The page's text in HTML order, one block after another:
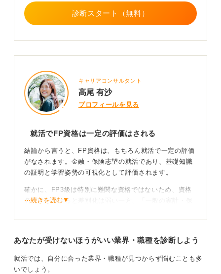
れれば、継続的な学習姿勢をさらにアピールできるでし
ょう。
0
診断スタート（無料）
キャリアコンサルタント
高尾 有沙
プロフィールを見る
就活でFP資格は一定の評価はされる
結論から言うと、FP資格は、もちろん就活で一定の評価
がなされます。金融・保険志望の就活であり、基礎知識
の証明と学習姿勢の可視化として評価されます。
確かに、FP3級は特別に難関な資格ではないため、資格
名だけを並べると差別化は弱い一方、「一般の家計・保
頼感を与えます。
資格単体より活かし方が見られる
効果を最大化するには、資格そのものよりも知識を行動
⋯続きを読む▼
あなたが受けないほうがいい業界・職種を診断しよう
就活では、自分に合った業界・職種が見つからず悩むことも多
いでしょう。